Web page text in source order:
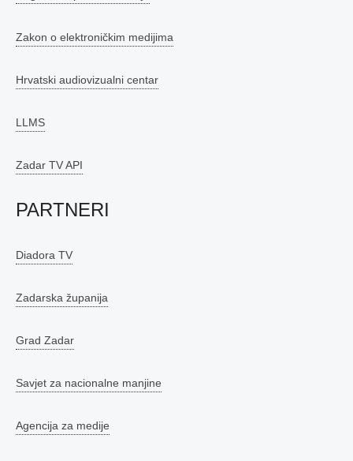
Zakon o elektroničkim medijima
Hrvatski audiovizualni centar
LLMS
Zadar TV API
PARTNERI
Diadora TV
Zadarska županija
Grad Zadar
Savjet za nacionalne manjine
Agencija za medije